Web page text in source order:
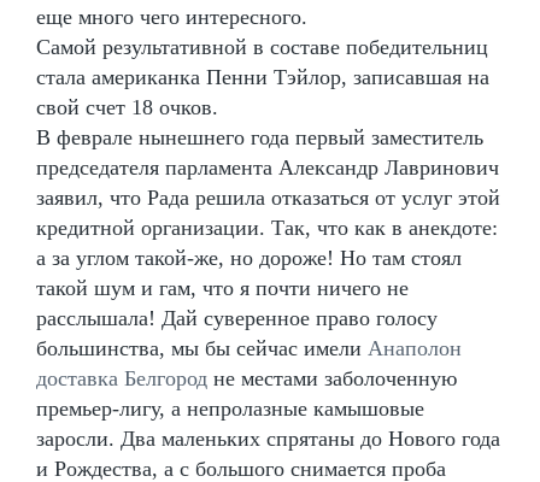
еще много чего интересного.
Самой результативной в составе победительниц
стала американка Пенни Тэйлор, записавшая на
свой счет 18 очков.
В феврале нынешнего года первый заместитель
председателя парламента Александр Лавринович
заявил, что Рада решила отказаться от услуг этой
кредитной организации. Так, что как в анекдоте:
а за углом такой-же, но дороже! Но там стоял
такой шум и гам, что я почти ничего не
расслышала! Дай суверенное право голосу
большинства, мы бы сейчас имели Анаполон
доставка Белгород не местами заболоченную
премьер-лигу, а непролазные камышовые
заросли. Два маленьких спрятаны до Нового года
и Рождества, а с большого снимается проба